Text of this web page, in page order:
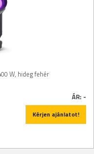
W, hideg fehér
ÁR: -
Kérjen ajánlatot!